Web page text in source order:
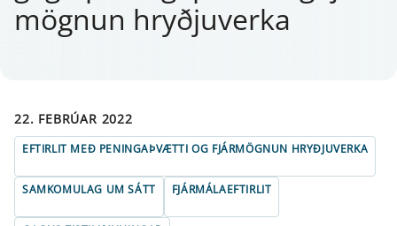
mögn­un hryðju­verka
22. FEBRÚAR 2022
EFTIRLIT MEÐ PENINGAÞVÆTTI OG FJÁRMÖGNUN HRYÐJUVERKA
SAMKOMULAG UM SÁTT FJÁRMÁLAEFTIRLIT